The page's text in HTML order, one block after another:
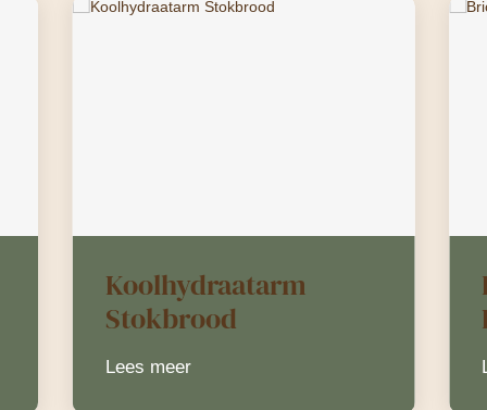
Koolhydraatarm
Stokbrood
Lees meer